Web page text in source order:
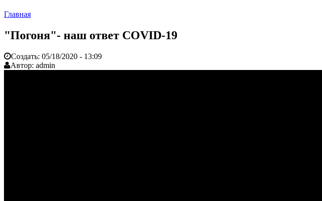
Главная
"Погоня"- наш ответ COVID-19
Создать: 05/18/2020 - 13:09
Автор: admin